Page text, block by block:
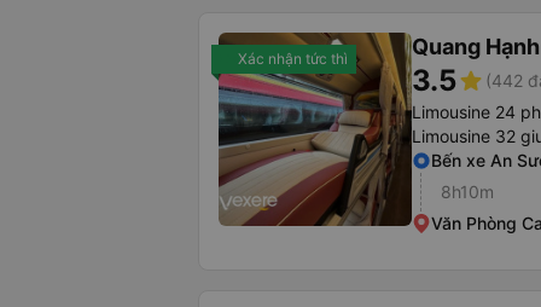
Xác nhận tức thì Quang
3.5star (442
Limousine 24
Limousine 32
Bến xe An
8h10m
Văn Phòng